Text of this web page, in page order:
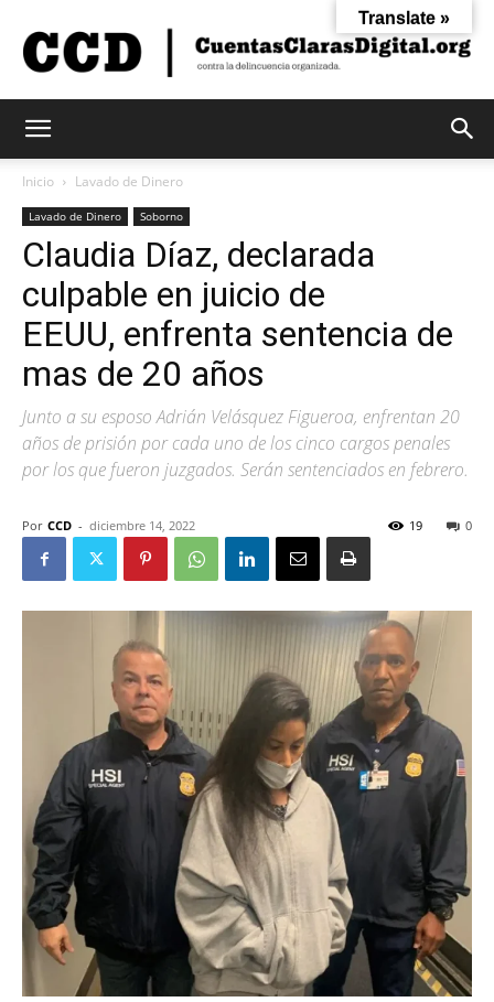
Claras
Digital
Inicio Lavado de Dinero
Lavado de Dinero Soborno
Claudia Díaz, declarada
culpable en juicio de
EEUU, enfrenta sentencia de
mas de 20 años
Junto a su esposo Adrián Velásquez Figueroa, enfrentan 20
años de prisión por cada uno de los cinco cargos penales
por los que fueron juzgados. Serán sentenciados en febrero.
Por CCD - diciembre 14, 2022 0
19
Translate »